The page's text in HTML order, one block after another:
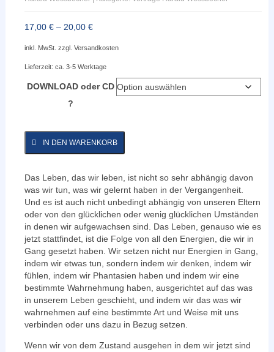
17,00€ – 20,00€
inkl. MwSt. zzgl.Versandkosten
Lieferzeit:ca. 3-5 Werktage
DOWNLOAD oder CD
?
IN DEN WARENKORB
Das Leben, das wir leben, ist nicht so sehr abhängig davon
was wir tun, was wir gelernt haben in der Vergangenheit.
Und es ist auch nicht unbedingt abhängig von unseren Eltern
oder von den glücklichen oder wenig glücklichen Umständen
in denen wir aufgewachsen sind. Das Leben, genauso wie es
jetzt stattfindet, ist die Folge von all den Energien, die wir in
Gang gesetzt haben. Wir setzen nicht nur Energien in Gang,
indem wir etwas tun, sondern indem wir denken, indem wir
fühlen, indem wir Phantasien haben und indem wir eine
bestimmte Wahrnehmung haben, ausgerichtet auf das was
in unserem Leben geschieht, und indem wir das was wir
wahrnehmen auf eine bestimmte Art und Weise mit uns
verbinden oder uns dazu in Bezug setzen.
Wenn wir von dem Zustand ausgehen in dem wir jetzt sind